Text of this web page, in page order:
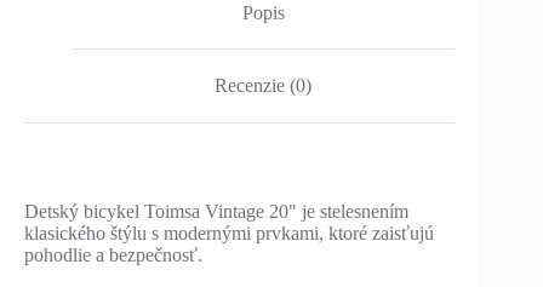
Popis
Recenzie (0)
Detský bicykel Toimsa Vintage 20" je stelesnením
klasického štýlu s modernými prvkami, ktoré zaisťujú
pohodlie a bezpečnosť.